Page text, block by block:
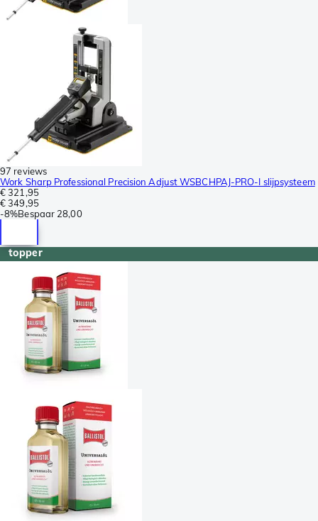
97 reviews
Work Sharp Professional Precision Adjust WSBCHPAJ-PRO-I slijpsysteem
€ 321,95
€ 349,95
-8%Bespaar 28,00
topper